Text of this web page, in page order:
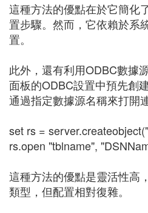
這種方法的優點在於它簡化
置步驟。然而，它依賴於系
置。
此外，還有利用ODBC數據
面板的ODBC設置中預先創
通過指定數據源名稱來打開
set rs =
rs.open "tblname",
這種方法的優點是靈活性高
類型，但配置相對復雜。